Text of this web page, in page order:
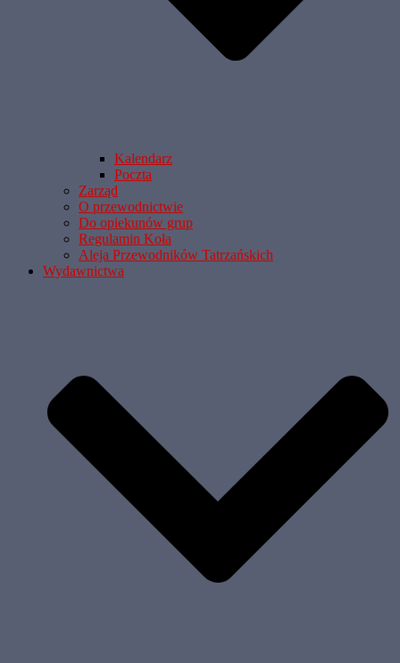
Kalendarz
Poczta
Zarząd
O przewodnictwie
Do opiekunów grup
Regulamin Koła
Aleja Przewodników Tatrzańskich
Wydawnictwa